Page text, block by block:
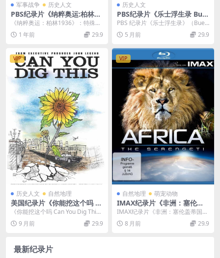
军事战争 历史人文
PBS纪录片《纳粹奥运:柏林19
36 The Nazi Games:Berlin1
936（2016）》英语英字 720
P高清 纳粹奥运会纪录片
《纳粹奥运：柏林1936》：特殊历
史背景下的奥运会 《纳粹奥运：柏
林1936 T...
1 年前 29.9
历史人文
PBS纪录片《乐士浮生录 Bue
na Vista Social Club 1999》
英语中字 720P/MKV/4.38GB
音乐纪录片
PBS 纪录片《乐士浮生录》（Buen
a Vista Social Club 1...
5 月前 29.9
VIP
历史人文 自然地理
美国纪录片《你能挖这个吗 C
an You Dig This 2015》英语
中英双字 官方纯净版 1080P/
MKV/5.85G 黑帮园丁
《你能挖这个吗 Can You Dig This
2015》：城市花园里的新生与...
9 月前 29.9
VIP
自然地理 萌宠动物
IMAX纪录片《非洲：塞伦盖
蒂国家公园 Africa: The Sere
ngeti 1994》 英语中字 1080
P高清 非洲纪录片
IMAX纪录片《非洲：塞伦盖蒂国家
公园》：原始生命的壮丽画卷 IMA
X纪录片《非...
8 月前 29.9
最新纪录片